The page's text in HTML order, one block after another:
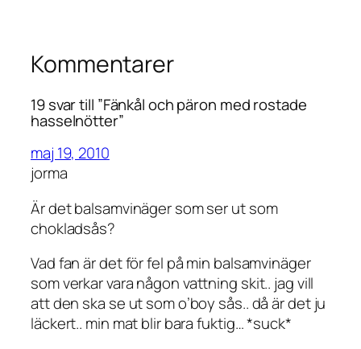
Kommentarer
19 svar till ”Fänkål och päron med rostade
hasselnötter”
maj 19, 2010
jorma
Är det balsamvinäger som ser ut som
chokladsås?
Vad fan är det för fel på min balsamvinäger
som verkar vara någon vattning skit.. jag vill
att den ska se ut som o’boy sås.. då är det ju
läckert.. min mat blir bara fuktig… *suck*